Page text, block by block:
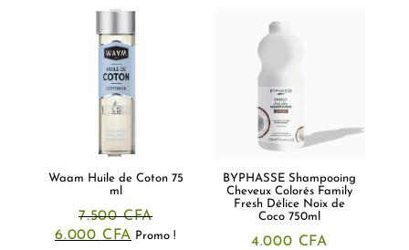
Waam Huile de Coton 75
ml
7.500CFA
Le
6.000 CFA Le
Promo !
BYPHASSE Shampooing
Cheveux Colorés Family
Fresh Délice Noix de
Coco 750ml
4.000 CFA